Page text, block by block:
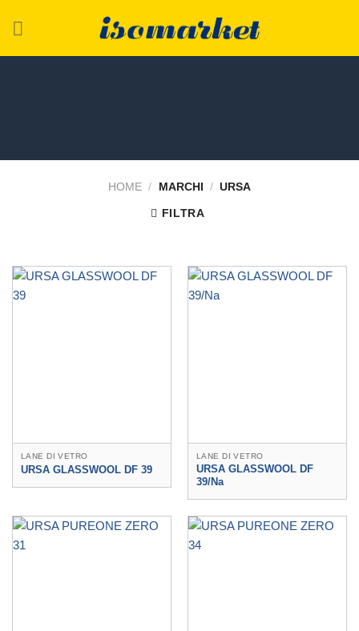
HOME / MARCHI / URSA
FILTRA
LANE DI VETRO
URSA GLASSWOOL DF 39
LANE DI VETRO
URSA GLASSWOOL DF
39/Na